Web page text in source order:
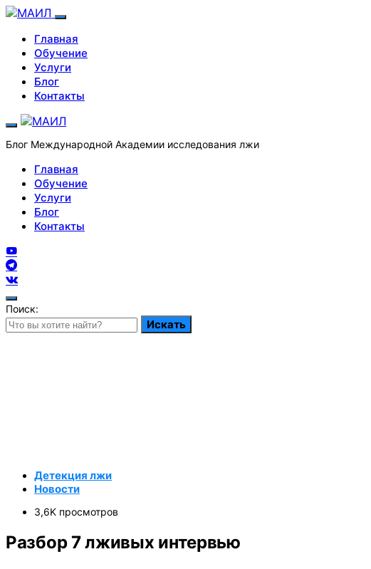
Главная
Обучение
Услуги
Блог
Контакты
Блог Международной Академии исследования лжи
Главная
Обучение
Услуги
Блог
Контакты
Поиск:
Искать
Детекция лжи
Новости
3,6K просмотров
Разбор 7 лживых интервью